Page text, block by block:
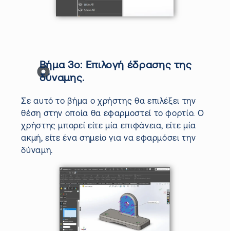
Βήμα 3ο: Επιλογή έδρασης της
δύναμης.
Σε αυτό το βήμα ο χρήστης θα επιλέξει την
θέση στην οποία θα εφαρμοστεί το φορτίο. O
χρήστης μπορεί είτε μία επιφάνεια, είτε μία
ακμή, είτε ένα σημείο για να εφαρμόσει την
δύναμη.